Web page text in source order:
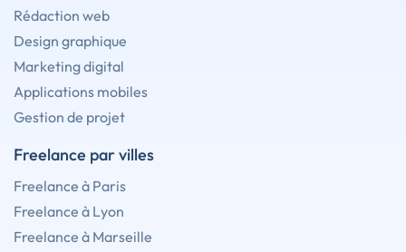
Rédaction web
Design graphique
Marketing digital
Applications mobiles
Gestion de projet
Freelance par villes
Freelance à Paris
Freelance à Lyon
Freelance à Marseille